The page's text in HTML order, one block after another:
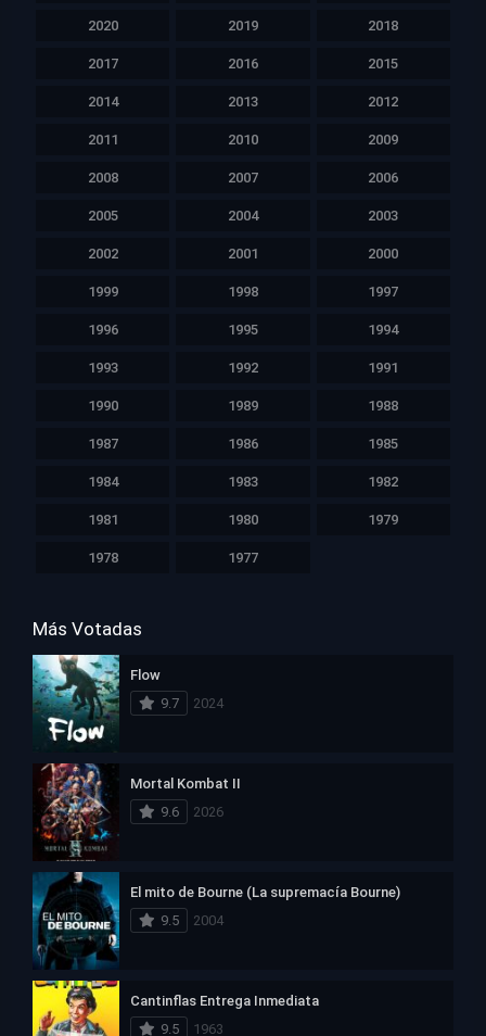
2020 2019 2018
2017 2016 2015
2014 2013 2012
2011 2010 2009
2008 2007 2006
2005 2004 2003
2002 2001 2000
1999 1998 1997
1996 1995 1994
1993 1992 1991
1990 1989 1988
1987 1986 1985
1984 1983 1982
1981 1980 1979
1978 1977
Más Votadas
Flow
9.7
2024
Mortal Kombat II
9.6
2026
El mito de Bourne (La supremacía Bourne)
9.5
2004
Cantinflas Entrega Inmediata
9.5
1963